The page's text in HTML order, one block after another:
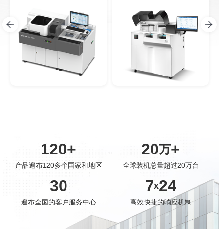
120+
产品遍布120多个国家和地区
20万+
全球装机总量超过20万台
30
遍布全国的客户服务中心
7x24
高效快捷的响应机制